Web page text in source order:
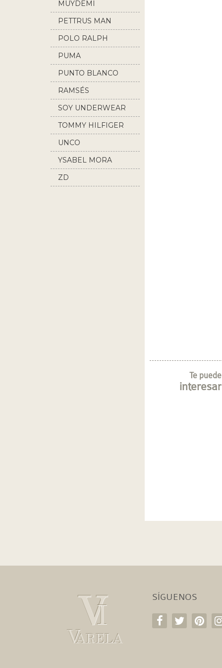
MUYDEMI
PETTRUS MAN
POLO RALPH
LAUREN
PUMA
PUNTO BLANCO
RAMSÉS
SOY UNDERWEAR
TOMMY HILFIGER
UNCO
YSABEL MORA
ZD
Te puede
interesar
SÍGUENOS